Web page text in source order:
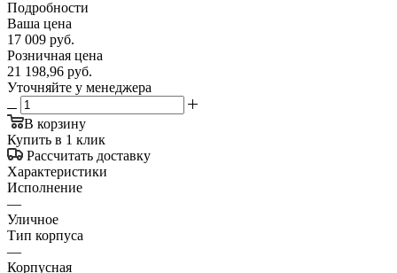
Подробности
Ваша цена
17 009 руб.
Розничная цена
21 198,96 руб.
Уточняйте у менеджера
В корзину
Купить в 1 клик
Рассчитать доставку
Характеристики
Исполнение
—
Уличное
Тип корпуса
—
Корпусная